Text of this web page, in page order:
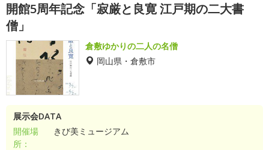
開館5周年記念「寂厳と良寛 江戸期の二大書
僧」
倉敷ゆかりの二人の名僧
岡山県・倉敷市
展示会DATA
開催場
所：
きび美ミュージアム